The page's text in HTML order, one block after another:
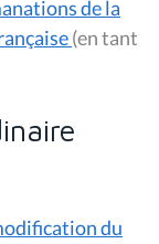
de la
(en tant
du